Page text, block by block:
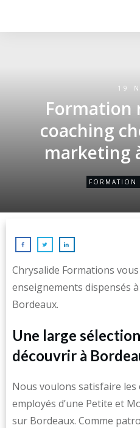
19
Formation
coaching
marketing
FORMATION
Chrysalide Formations
enseignements dispensés
Bordeaux.
Une large
découvrir à
Nous voulons satisfaire les
employés d’une Petite et
sur Bordeaux. Comme